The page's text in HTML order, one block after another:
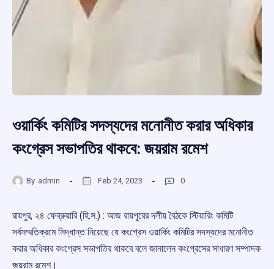
ওয়ার্কিং কমিটির সদস্যদের মনোনীত করার অধিকার
কংগ্রেস সভাপতির থাকবে: জয়রাম রমেশ
By admin Feb 24, 2023 0
রায়পুর, ২৪ ফেব্রুয়ারি (হি.স.) : আজ রায়পুরের দলীয় বৈঠকে স্টিয়ারিং কমিটি
সর্বসম্মতিক্রমে সিদ্ধান্ত নিয়েছে যে কংগ্রেস ওয়ার্কিং কমিটির সদস্যদের মনোনীত
করার অধিকার কংগ্রেস সভাপতির থাকবে বলে জানালেন কংগ্রেসের সাধারণ সম্পাদক
জয়রাম রমেশ।